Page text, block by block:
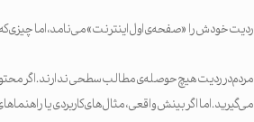
ردیت خودش را «صفحه‌ی اول اینترنت» می‌نامد، اما
مردم در ردیت هیچ حوصله‌ی مطالب سطحی ندارند. اگر
می‌گیرید. اما اگر بینش واقعی، مثال‌های کاربردی یا